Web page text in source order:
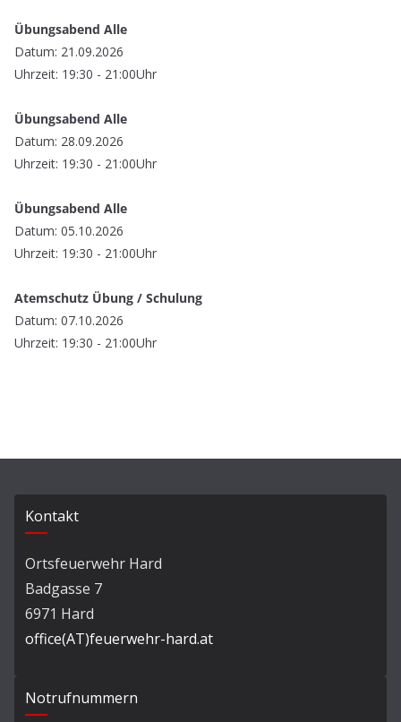
Übungsabend Alle
Datum: 21.09.2026
Uhrzeit: 19:30 - 21:00Uhr
Übungsabend Alle
Datum: 28.09.2026
Uhrzeit: 19:30 - 21:00Uhr
Übungsabend Alle
Datum: 05.10.2026
Uhrzeit: 19:30 - 21:00Uhr
Atemschutz Übung / Schulung
Datum: 07.10.2026
Uhrzeit: 19:30 - 21:00Uhr
Kontakt
Ortsfeuerwehr Hard
Badgasse 7
6971 Hard
office(AT)feuerwehr-hard.at
Notrufnummern